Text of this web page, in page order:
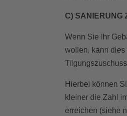
C) SANIERUNG
Wenn Sie Ihr
wollen, kann
Hierbei können
kleiner die Zahl
erreichen (siehe